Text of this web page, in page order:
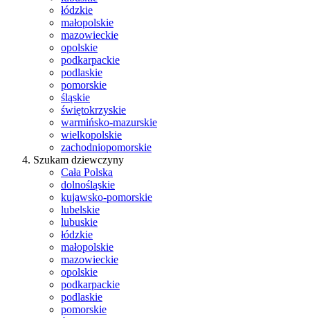
łódzkie
małopolskie
mazowieckie
opolskie
podkarpackie
podlaskie
pomorskie
śląskie
świętokrzyskie
warmińsko-mazurskie
wielkopolskie
zachodniopomorskie
Szukam dziewczyny
Cała Polska
dolnośląskie
kujawsko-pomorskie
lubelskie
lubuskie
łódzkie
małopolskie
mazowieckie
opolskie
podkarpackie
podlaskie
pomorskie